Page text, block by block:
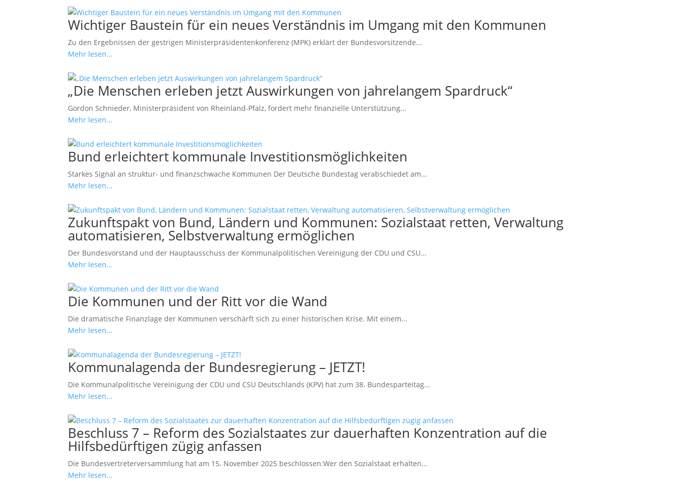
Wichtiger Baustein für ein neues Verständnis im Umgang mit den Kommunen
Zu den Ergebnissen der gestrigen Ministerpräsidentenkonferenz (MPK) erklärt der Bundesvorsitzende...
Mehr lesen...
„Die Menschen erleben jetzt Auswirkungen von jahrelangem Spardruck“
Gordon Schnieder, Ministerpräsident von Rheinland-Pfalz, fordert mehr finanzielle Unterstützung...
Mehr lesen...
Bund erleichtert kommunale Investitionsmöglichkeiten
Starkes Signal an struktur- und finanzschwache Kommunen Der Deutsche Bundestag verabschiedet am...
Mehr lesen...
Zukunftspakt von Bund, Ländern und Kommunen: Sozialstaat retten, Verwaltung
automatisieren, Selbstverwaltung ermöglichen
Der Bundesvorstand und der Hauptausschuss der Kommunalpolitischen Vereinigung der CDU und CSU...
Mehr lesen...
Die Kommunen und der Ritt vor die Wand
Die dramatische Finanzlage der Kommunen verschärft sich zu einer historischen Krise. Mit einem...
Mehr lesen...
Kommunalagenda der Bundesregierung – JETZT!
Die Kommunalpolitische Vereinigung der CDU und CSU Deutschlands (KPV) hat zum 38. Bundesparteitag...
Mehr lesen...
Beschluss 7 – Reform des Sozialstaates zur dauerhaften Konzentration auf die
Hilfsbedürftigen zügig anfassen
Die Bundesvertreterversammlung hat am 15. November 2025 beschlossen:Wer den Sozialstaat erhalten...
Mehr lesen...